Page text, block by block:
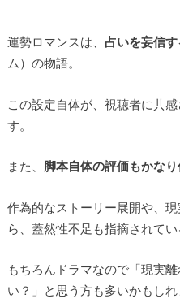
運勢ロマンスは、 占いを妄信
ム）の物語。
この設定自体が、視聴者に共
す。
また、 脚本自体の評価もかなり
作為的なストーリー展開や、
ら、蓋然性不足も指摘されてい
もちろんドラマなので「現実
い？」と思う方も多いかもしれ